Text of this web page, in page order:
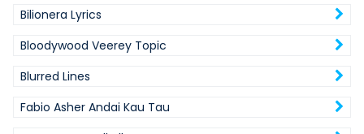
Bilionera Lyrics
Bloodywood Veerey Topic
Blurred Lines
Fabio Asher Andai Kau Tau